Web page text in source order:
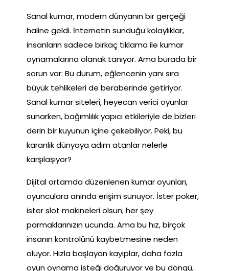
Sanal kumar, modern dünyanın bir gerçeği
haline geldi. İnternetin sunduğu kolaylıklar,
insanların sadece birkaç tıklama ile kumar
oynamalarına olanak tanıyor. Ama burada bir
sorun var: Bu durum, eğlencenin yanı sıra
büyük tehlikeleri de beraberinde getiriyor.
Sanal kumar siteleri, heyecan verici oyunlar
sunarken, bağımlılık yapıcı etkileriyle de bizleri
derin bir kuyunun içine çekebiliyor. Peki, bu
karanlık dünyaya adım atanlar nelerle
karşılaşıyor?
Dijital ortamda düzenlenen kumar oyunları,
oyunculara anında erişim sunuyor. İster poker,
ister slot makineleri olsun; her şey
parmaklarınızın ucunda. Ama bu hız, birçok
insanın kontrolünü kaybetmesine neden
oluyor. Hızla başlayan kayıplar, daha fazla
oyun oynama isteği doğuruyor ve bu döngü,